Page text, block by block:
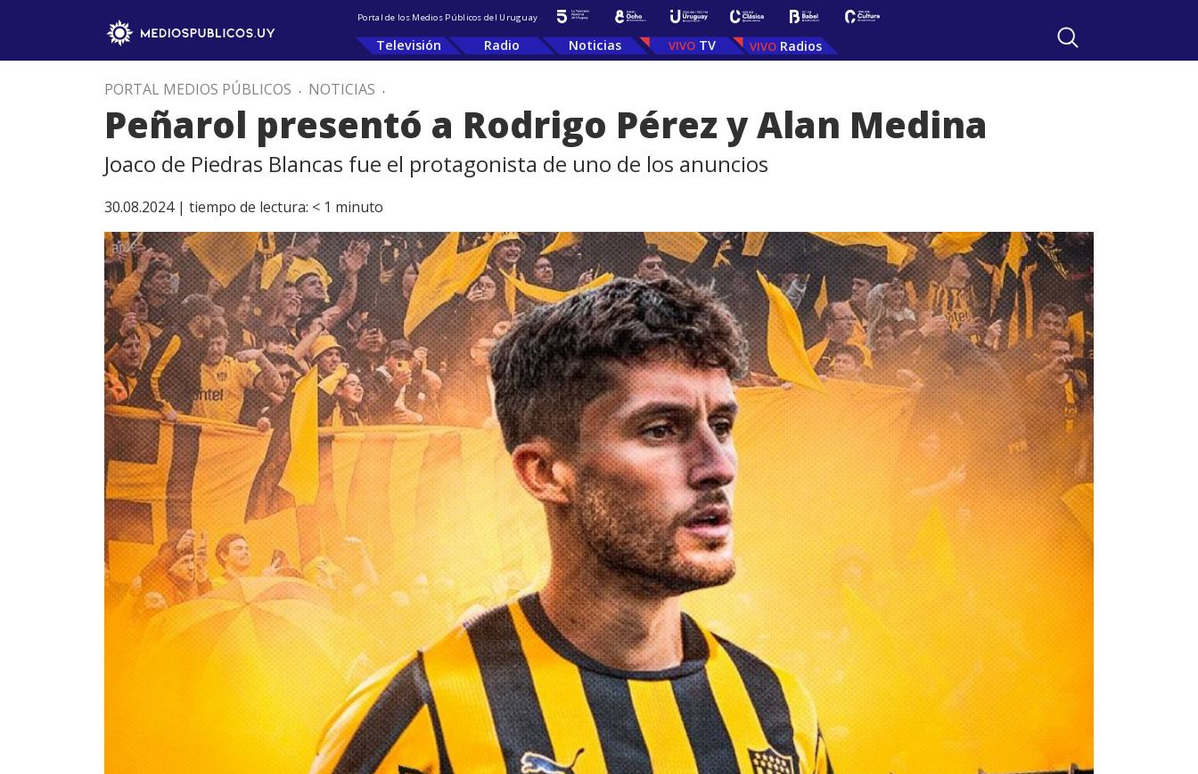
Portal de los Medios Públicos del Uruguay
Televisión Radio Noticias TV Radios
PORTAL MEDIOS PÚBLICOS . NOTICIAS .
Peñarol presentó a Rodrigo Pérez y Alan Medina
Joaco de Piedras Blancas fue el protagonista de uno de los anuncios
30.08.2024 | tiempo de lectura: < 1 minuto